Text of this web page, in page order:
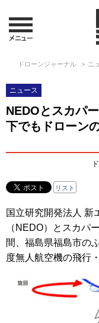
ドローンジャーナル ニ
ニュース
NEDOとスカパ
下でもドローン
リスト
国立研究開発法人 新
（NEDO）とスカパ
間、福島県福島市の
度無人航空機の飛行